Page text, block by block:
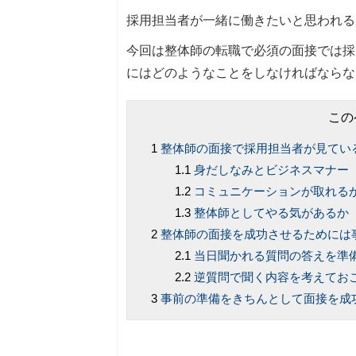
採用担当者が一緒に働きたいと思われ
今回は整体師の転職で必須の面接では
にはどのようなことをしなければなら
こ
整体師の面接で採用担当者が見てい
身だしなみとビジネスマナー
コミュニケーションが取れる
整体師としてやる気があるか
整体師の面接を成功させるために
当日聞かれる質問の答えを準
逆質問で聞く内容を考えてお
事前の準備をきちんとして面接を成